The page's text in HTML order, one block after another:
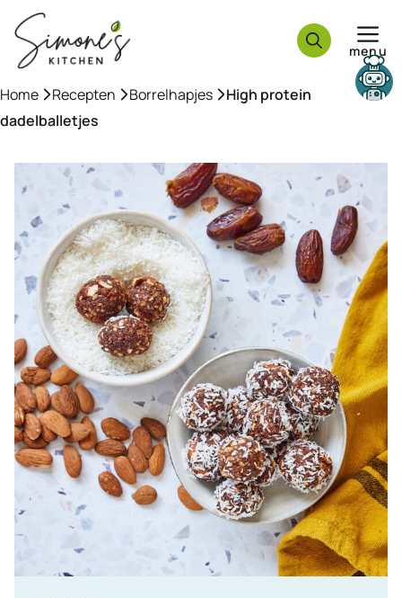
naar
inhoud
menu
Home »Recepten »Borrelhapjes »High protein
dadelballetjes
Need help?